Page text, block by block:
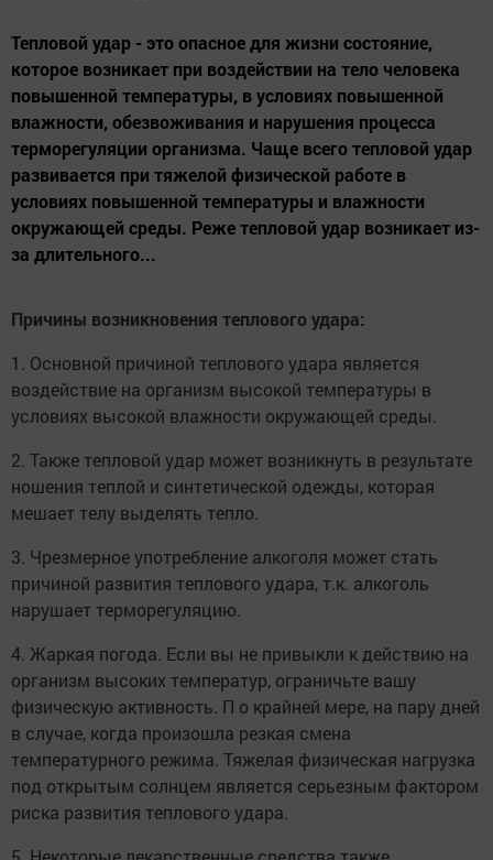
Тепловой удар - это опасное для жизни состояние,
которое возникает при воздействии на тело человека
повышенной температуры, в условиях повышенной
влажности, обезвоживания и нарушения процесса
терморегуляции организма. Чаще всего тепловой удар
развивается при тяжелой физической работе в
условиях повышенной температуры и влажности
окружающей среды. Реже тепловой удар возникает из-
за длительного...
Причины возникновения теплового удара:
1. Основной причиной теплового удара является
воздействие на организм высокой температуры в
условиях высокой влажности окружающей среды.
2. Также тепловой удар может возникнуть в результате
ношения теплой и синтетической одежды, которая
мешает телу выделять тепло.
3. Чрезмерное употребление алкоголя может стать
причиной развития теплового удара, т.к. алкоголь
нарушает терморегуляцию.
4. Жаркая погода. Если вы не привыкли к действию на
организм высоких температур, ограничьте вашу
физическую активность. П о крайней мере, на пару дней
в случае, когда произошла резкая смена
температурного режима. Тяжелая физическая нагрузка
под открытым солнцем является серьезным фактором
риска развития теплового удара.